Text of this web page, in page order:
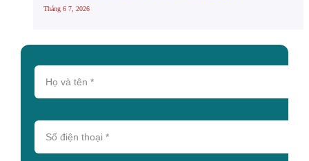
Tháng 6 7, 2026